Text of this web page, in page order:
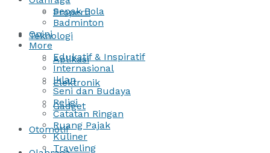
Properti
Teknologi
Aplikasi
Elektronik
Gadget
Otomotif
Sepak Bola
Badminton
Opini
More
Edukatif & Inspiratif
Internasional
Iklan
Seni dan Budaya
Religi
Catatan Ringan
Ruang Pajak
Kuliner
Traveling